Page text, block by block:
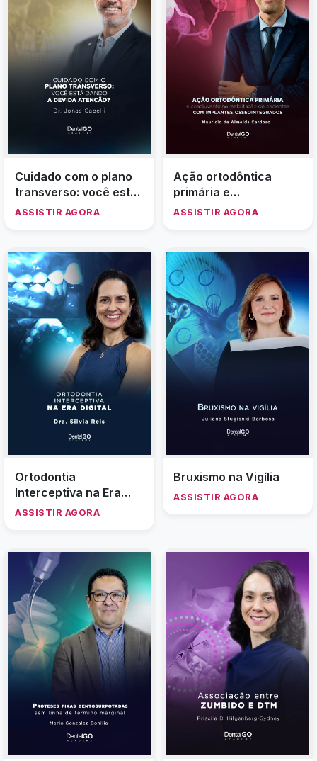
Cuidado com o plano
transverso: você está
dando a devida
ASSISTIR AGORA
Ação ortodôntica
primária e
coadjuvante na
implantes
osseointegrados
ASSISTIR AGORA
Ortodontia
Interceptiva na Era
Digital - ampliando
ASSISTIR AGORA
Bruxismo na Vigília
ASSISTIR AGORA